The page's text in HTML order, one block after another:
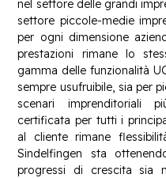
nel settore delle grandi
settore piccole-medie
per ogni dimensione
prestazioni rimane lo
gamma delle funzionalità
sempre usufruibile, sia per
scenari imprenditoriali
certificata per tutti i
al cliente rimane
Sindelfingen sta
progressi di crescita sia